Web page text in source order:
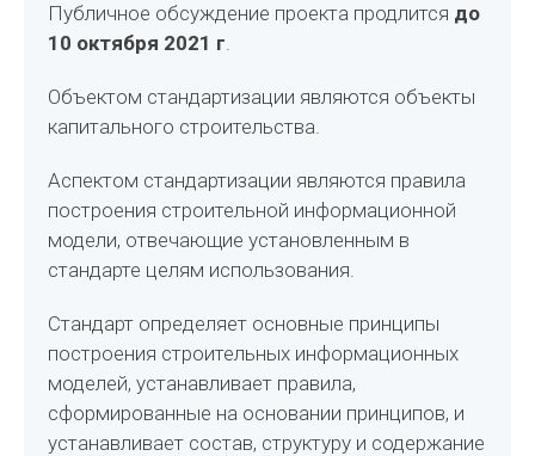
Публичное обсуждение проекта продлится до
10 октября 2021 г.
Объектом стандартизации являются объекты
капитального строительства.
Аспектом стандартизации являются правила
построения строительной информационной
модели, отвечающие установленным в
стандарте целям использования.
Стандарт определяет основные принципы
построения строительных информационных
моделей, устанавливает правила,
сформированные на основании принципов, и
устанавливает состав, структуру и содержание